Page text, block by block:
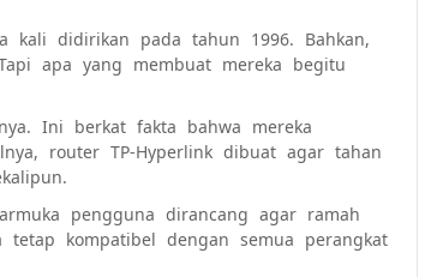
kali didirikan pada tahun 1996. Bahkan,
apa yang membuat mereka begitu
Ini berkat fakta bahwa mereka
router TP-Hyperlink dibuat agar tahan
pengguna dirancang agar ramah
kompatibel dengan semua perangkat